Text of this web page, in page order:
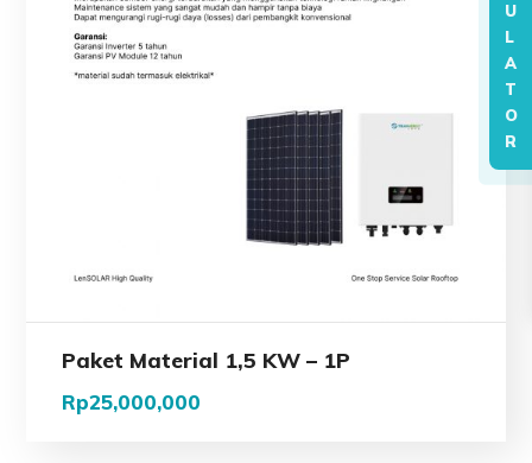
Paket Material 1,5 KW – 1P
Rp25,000,000
U
L
A
T
O
R